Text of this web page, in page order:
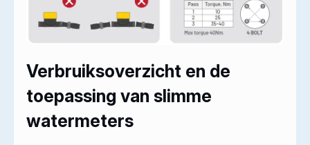
Verbruiksoverzicht en de
toepassing van slimme
watermeters